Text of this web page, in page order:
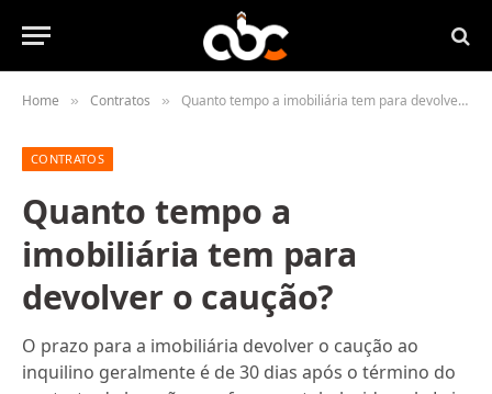
Home » Contratos » Quanto tempo a imobiliária tem para devolver o caução?
CONTRATOS
Quanto tempo a
imobiliária tem para
devolver o caução?
O prazo para a imobiliária devolver o caução ao
inquilino geralmente é de 30 dias após o término do